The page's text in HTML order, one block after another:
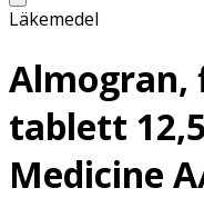
Läkemedel
Almogran,
tablett
Medicine